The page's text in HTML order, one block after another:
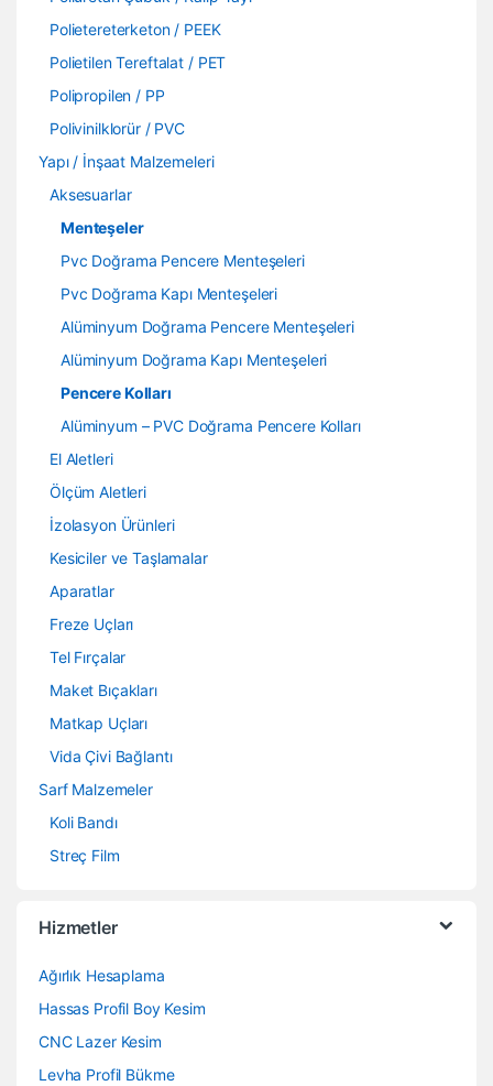
Polietereterketon / PEEK
Polietilen Tereftalat / PET
Polipropilen / PP
Polivinilklorür / PVC
Yapı / İnşaat Malzemeleri
Aksesuarlar
Menteşeler
Pvc Doğrama Pencere Menteşeleri
Pvc Doğrama Kapı Menteşeleri
Alüminyum Doğrama Pencere Menteşeleri
Alüminyum Doğrama Kapı Menteşeleri
Pencere Kolları
Alüminyum – PVC Doğrama Pencere Kolları
El Aletleri
Ölçüm Aletleri
İzolasyon Ürünleri
Kesiciler ve Taşlamalar
Aparatlar
Freze Uçları
Tel Fırçalar
Maket Bıçakları
Matkap Uçları
Vida Çivi Bağlantı
Sarf Malzemeler
Koli Bandı
Streç Film
Hizmetler
Ağırlık Hesaplama
Hassas Profil Boy Kesim
CNC Lazer Kesim
Levha Profil Bükme